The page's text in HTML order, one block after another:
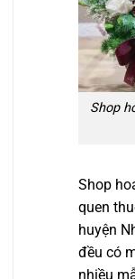
Shop
Shop
quen
huyện
đều có
nhiều